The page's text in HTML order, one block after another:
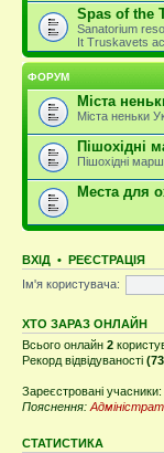
Spas of the
Sanatorium
It Truskavets
ФОРУМ
Міста
Міста неньки
Пішохідні
Пішохідні
Места для
ВХІД • РЕЄСТРАЦІЯ
Ім'я користувача:
ХТО ЗАРАЗ ОНЛАЙН
Всього онлайн 2
Рекорд відвідуваності
Зареєстровані
Пояснення:
СТАТИСТИКА